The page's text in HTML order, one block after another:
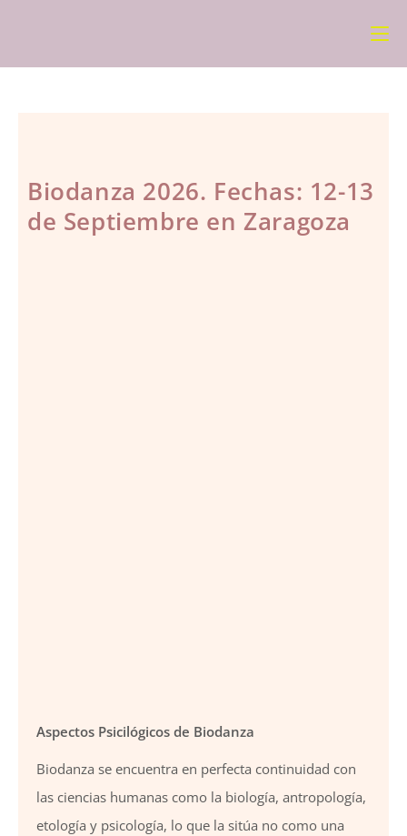
Biodanza 2026. Fechas: 12-13
de Septiembre en Zaragoza
Aspectos Psicilógicos de Biodanza
Biodanza se encuentra en perfecta continuidad con
las ciencias humanas como la biología, antropología,
etología y psicología, lo que la sitúa no como una